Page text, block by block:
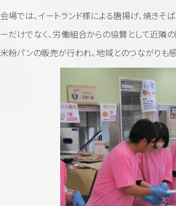
会場では、イートランド様による唐揚げ、焼きそ
ーだけでなく、労働組合からの協賛として近隣
米粉パンの販売が行われ、地域とのつながりも